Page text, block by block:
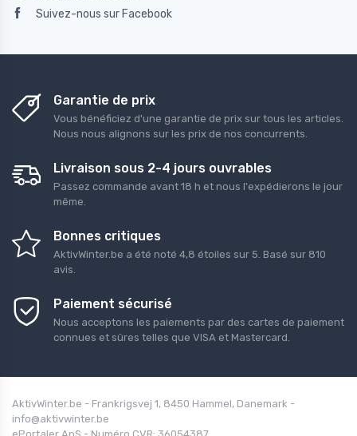
Suivez-nous sur Facebook
Garantie de prix
Vous bénéficiez d'une garantie de prix sur tous les articles.
Nous nous alignons sur les prix de nos concurrents.
Livraison sous 2-4 jours ouvrables
Passez commande avant 18 h et nous l'expédierons le jour
même.
Bonnes critiques
AktivWinter.be a été noté 4,8 étoiles sur 5 . Basé sur 810
avis.
Paiement sécurisé
Nous acceptons les paiements par des cartes de paiement
connues et sûres telles que VISA et Mastercard.
AktivWinter.be - Frankrigsvej 1, 8450 Hammel, Danemark -
info@aktivwinter.be